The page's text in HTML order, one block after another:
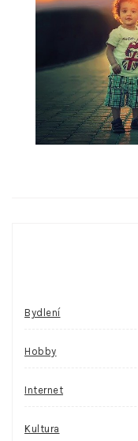
Bydlení
Hobby
Internet
Kultura